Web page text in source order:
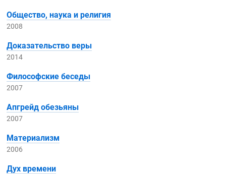
Общество, наука и религия
2008
Доказательство веры
2014
Философские беседы
2007
Апгрейд обезьяны
2007
Материализм
2006
Дух времени